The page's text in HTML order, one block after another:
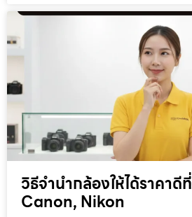
วิธีจำนำกล้องให้ได้ราคาดี
Canon, Nikon